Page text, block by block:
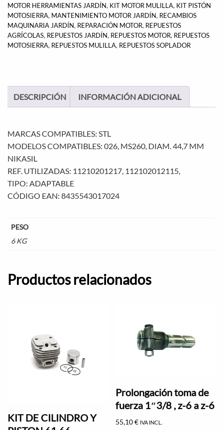
MOTOR HERRAMIENTAS JARDÍN, KIT MOTOR MULILLA, KIT PISTÓN
MOTOSIERRA, MANTENIMIENTO MOTOR JARDÍN, RECAMBIOS
MAQUINARIA JARDÍN, REPARACIÓN MOTOR, REPUESTOS
AGRÍCOLAS, REPUESTOS JARDÍN, REPUESTOS MOTOR, REPUESTOS
MOTOSIERRA, REPUESTOS MULILLA, REPUESTOS SOPLADOR
DESCRIPCIÓN INFORMACIÓN ADICIONAL
MARCAS COMPATIBLES: STL
MODELOS COMPATIBLES: 026, MS260, DIAM. 44,7 MM
NIKASIL
REF. UTILIZADAS: 11210201217, 112102012115,
TIPO: ADAPTABLE
CÓDIGO EAN: 8435543017024
PESO
6 KG
Productos relacionados
KIT DE CILINDRO Y
Prolongación toma de
fuerza 1″3/8 , z-6 a z-6
55,10€ IVA INCL.